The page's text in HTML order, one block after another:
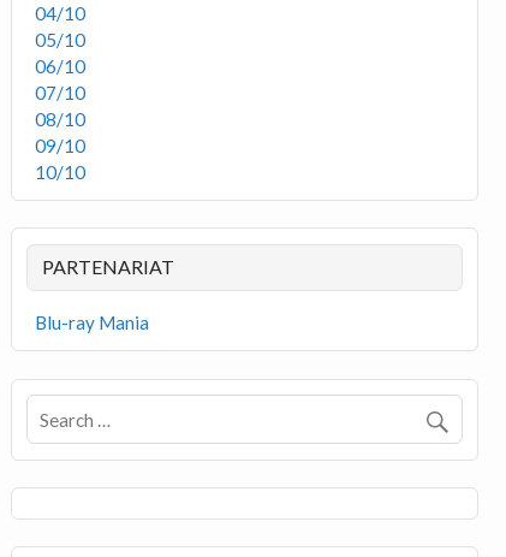
04/10
05/10
06/10
07/10
08/10
09/10
10/10
PARTENARIAT
Blu-ray Mania